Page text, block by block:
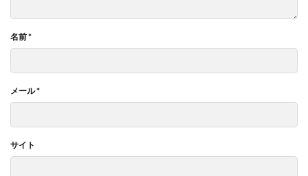
名前*
メール*
サイト